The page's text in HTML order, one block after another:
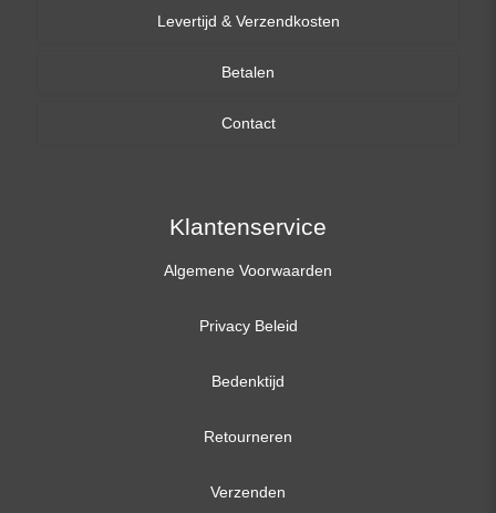
14,0 inch
15,6 inch
17,3 inch
Levertijd & Verzendkosten
Betalen
Contact
Klantenservice
Algemene Voorwaarden
Privacy Beleid
Bedenktijd
Retourneren
Verzenden